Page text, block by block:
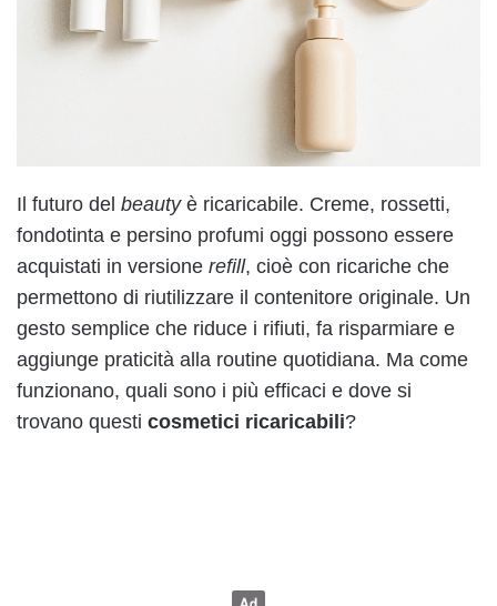
Il futuro del beautyè ricaricabile. Creme, rossetti,
fondotinta e persino profumi oggi possono essere
acquistati in versione refill, cioè con ricariche che
permettono di riutilizzare il contenitore originale. Un
gesto semplice che riduce i rifiuti, fa risparmiare e
aggiunge praticità alla routine quotidiana. Ma come
funzionano, quali sono i più efficaci e dove si
trovano questi cosmetici ricaricabili?